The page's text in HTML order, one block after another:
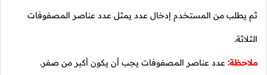
ثم يطلب من المستخدم إدخال عدد يمثل عدد عناصر المصفوفات
الثلاثة.
ملاحظة: عدد عناصر المصفوفات يجب أن يكون أكبر من صفر.